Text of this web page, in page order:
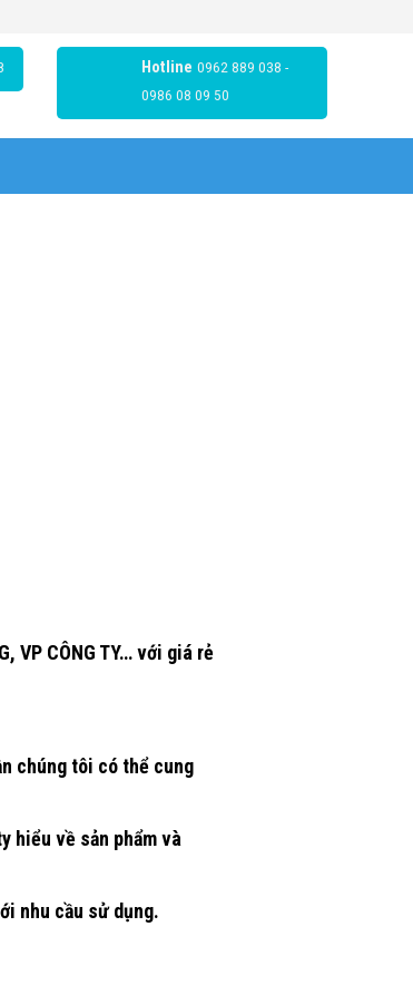
Hotline 0962 889 038 -
0986 08 09 50
VP CÔNG TY… với giá rẻ
chúng tôi có thể cung
hiểu về sản phẩm và
nhu cầu sử dụng.